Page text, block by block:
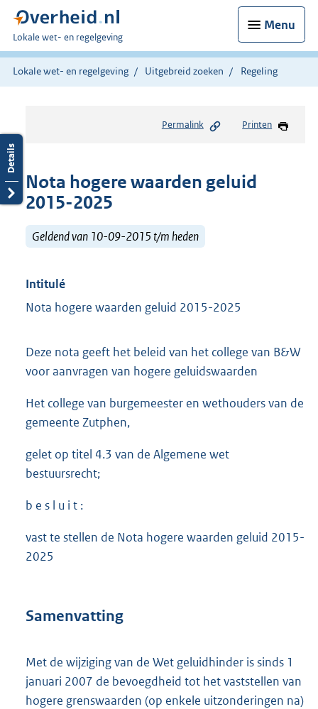
Menu
U
bent
hier:
Lokale wet- en regelgeving
Lokale wet- en regelgeving Uitgebreid zoeken Regeling
Permalink Printen
Nota hogere waarden geluid
2015-2025
Geldend van 10-09-2015 t/m heden
Intitulé
Nota hogere waarden geluid 2015-2025
Deze nota geeft het beleid van het college van B&W
voor aanvragen van hogere geluidswaarden
Het college van burgemeester en wethouders van de
gemeente Zutphen,
gelet op titel 4.3 van de Algemene wet
bestuursrecht;
b e s l u i t :
vast te stellen de Nota hogere waarden geluid 2015-
2025
Samenvatting
Met de wijziging van de Wet geluidhinder is sinds 1
januari 2007 de bevoegdheid tot het vaststellen van
hogere grenswaarden (op enkele uitzonderingen na)